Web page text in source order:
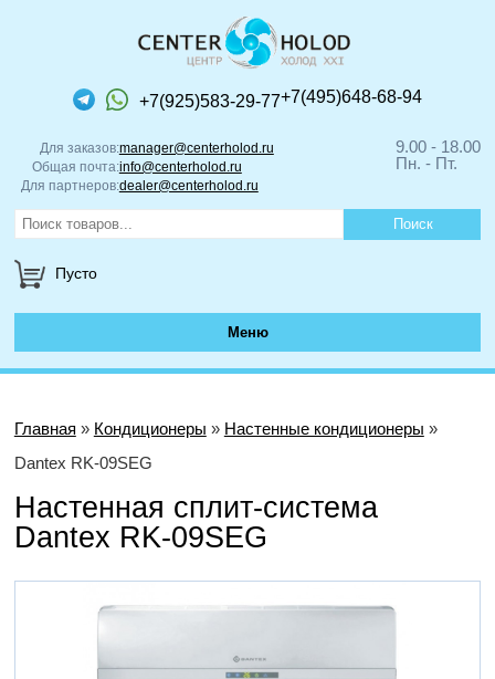
+7(925)583-29-77+7(495)648-68-94
Для заказов:manager@centerholod.ru
Общая почта:info@centerholod.ru
Для партнеров:dealer@centerholod.ru
9.00 - 18.00
Пн. - Пт.
Пусто
Меню
Главная » Кондиционеры » Настенные кондиционеры »
Dantex RK-09SEG
Настенная сплит-система
Dantex RK-09SEG